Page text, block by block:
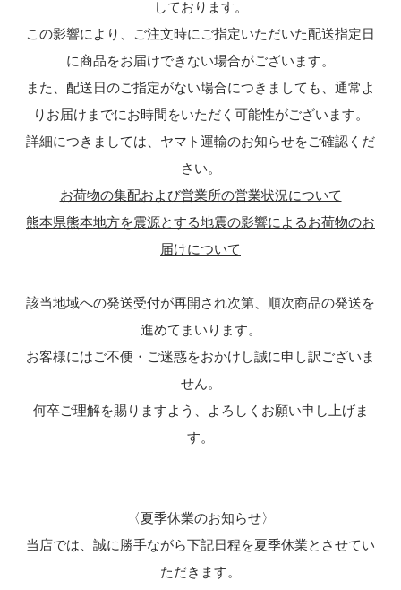
しております。
この影響により、ご注文時にご指定いただいた配送指定日
に商品をお届けできない場合がございます。
また、配送日のご指定がない場合につきましても、通常よ
りお届けまでにお時間をいただく可能性がございます。
詳細につきましては、ヤマト運輸のお知らせをご確認くだ
さい。
お荷物の集配および営業所の営業状況について
熊本県熊本地方を震源とする地震の影響によるお荷物のお
届けについて
該当地域への発送受付が再開され次第、順次商品の発送を
進めてまいります。
お客様にはご不便・ご迷惑をおかけし誠に申し訳ございま
せん。
何卒ご理解を賜りますよう、よろしくお願い申し上げま
す。
〈夏季休業のお知らせ〉
当店では、誠に勝手ながら下記日程を夏季休業とさせてい
ただきます。